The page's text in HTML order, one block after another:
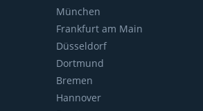
München
Frankfurt am Main
Düsseldorf
Dortmund
Bremen
Hannover